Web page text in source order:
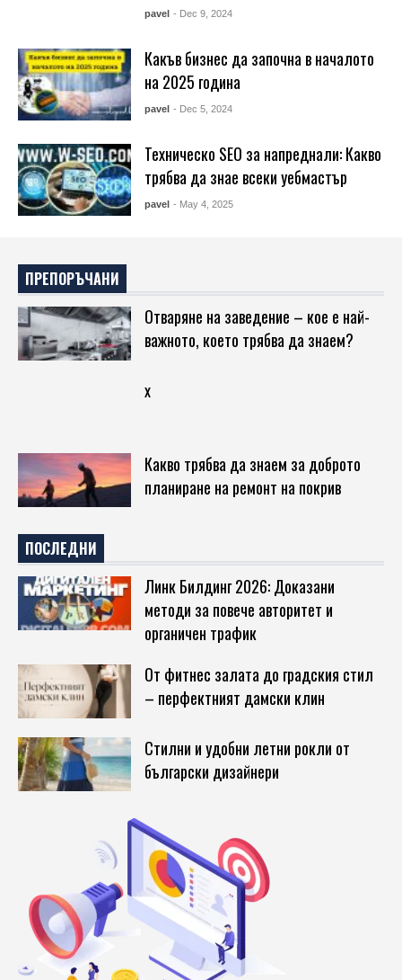
pavel - Dec 9, 2024
Какъв бизнес да започна в началото
на 2025 година
pavel - Dec 5, 2024
Техническо SEO за напреднали: Какво
трябва да знае всеки уебмастър
pavel - May 4, 2025
ПРЕПОРЪЧАНИ
Отваряне на заведение – кое е най-
важното, което трябва да знаем?
x
Какво трябва да знаем за доброто
планиране на ремонт на покрив
ПОСЛЕДНИ
Линк Билдинг 2026: Доказани
методи за повече авторитет и
органичен трафик
От фитнес залата до градския стил
– перфектният дамски клин
Стилни и удобни летни рокли от
български дизайнери